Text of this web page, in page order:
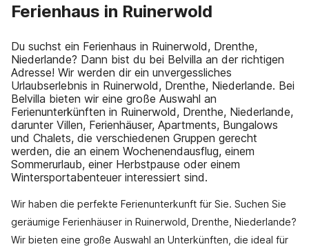
Ferienhaus in Ruinerwold
Du suchst ein Ferienhaus in Ruinerwold, Drenthe,
Niederlande? Dann bist du bei Belvilla an der richtigen
Adresse! Wir werden dir ein unvergessliches
Urlaubserlebnis in Ruinerwold, Drenthe, Niederlande. Bei
Belvilla bieten wir eine große Auswahl an
Ferienunterkünften in Ruinerwold, Drenthe, Niederlande,
darunter Villen, Ferienhäuser, Apartments, Bungalows
und Chalets, die verschiedenen Gruppen gerecht
werden, die an einem Wochenendausflug, einem
Sommerurlaub, einer Herbstpause oder einem
Wintersportabenteuer interessiert sind.
Wir haben die perfekte Ferienunterkunft für Sie. Suchen Sie
geräumige Ferienhäuser in Ruinerwold, Drenthe, Niederlande?
Wir bieten eine große Auswahl an Unterkünften, die ideal für